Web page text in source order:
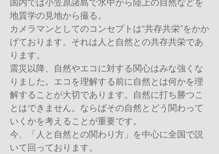
地質学の見地から撮る。
カメラマンとしてのコンセプトは“共存共栄”をかか
げております。それは人と自然との共存共栄であ
ります。
震災以降、自然やエコに対する関心はみな強くな
りました。エコを理解する前に自然とは何かを理
解することが大切であります。自然に打ち勝つこ
とはできません。ならばその自然とどう関わって
いくかを考えることが重要です。
今、「人と自然との関わり方」を中心に全国で説
いて回っております。